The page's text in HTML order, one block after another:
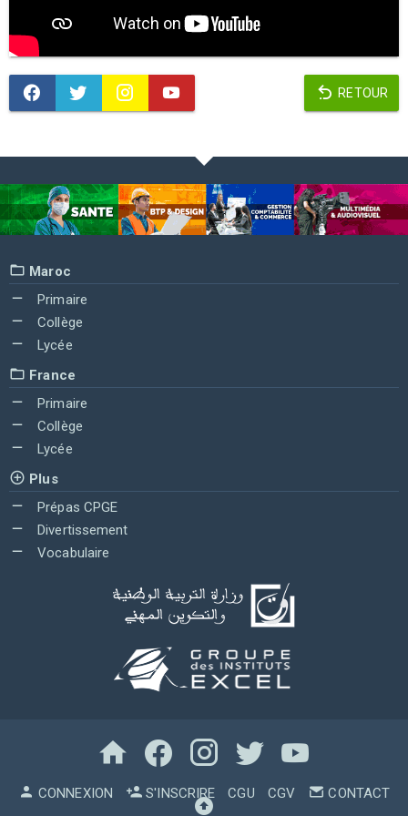
RETOUR
Maroc
Primaire
Collège
Lycée
France
Primaire
Collège
Lycée
Plus
Prépas CPGE
Divertissement
Vocabulaire
CONNEXION S'INSCRIRE CGU CGV CONTACT